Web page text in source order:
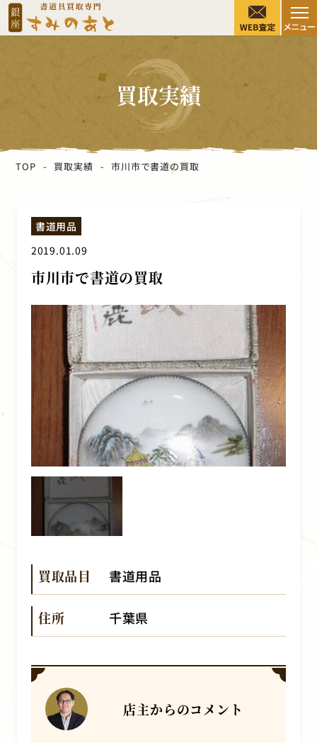
買取実績
TOP 買取実績 市川市で書道の買取
書道用品
2019.01.09
市川市で書道の買取
買取品目 書道用品
住所 千葉県
店主からのコメント